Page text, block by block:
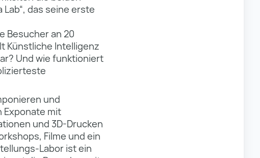
das seine erste
Besucher an 20
Künstliche Intelligenz
Und wie funktioniert
und
Exponate mit
und 3D-Drucken
Filme und ein
Labor ist ein